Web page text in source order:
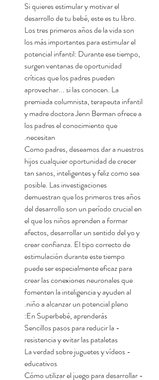
Si quieres estimular y motivar el
desarrollo de tu bebé, este es tu libro.
Los tres primeros años de la vida son
los más importantes para estimular el
potencial infantil: Durante ese tiempo,
surgen ventanas de oportunidad
críticas que los padres pueden
aprovechar... si las conocen. La
premiada columnista, terapeuta infantil
y madre doctora Jenn Berman ofrece a
los padres el conocimiento que
necesitan.
Como padres, deseamos dar a nuestros
hijos cualquier oportunidad de crecer
tan sanos, inteligentes y feliz como sea
posible. Las investigaciones
demuestran que los primeros tres años
del desarrollo son un período crucial en
el que los niños aprenden a formar
afectos, desarrollar un sentido del yo y
crear confianza. El tipo correcto de
estimulación durante este tiempo
puede ser especialmente eficaz para
crear las conexiones neuronales que
fomenten la inteligencia y ayuden al
niño a alcanzar un potencial pleno.
En Superbebé, aprenderás:
- Sencillos pasos para reducir la
resistencia y evitar las pataletas
- La verdad sobre juguetes y vídeos
educativos
- Cómo utilizar el juego para desarrollar